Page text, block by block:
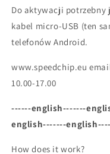
Do aktywacji potrzebny
kabel micro-USB (ten
telefonów Android.
www.speedchip.eu
10.00-17.00
------english-------
english-------
How does it work?